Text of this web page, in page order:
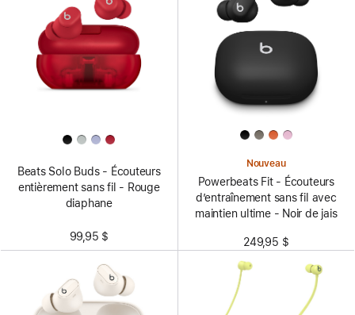
Beats Solo Buds - Écouteurs
entièrement sans fil - Rouge
diaphane
99,95 $
Nouveau
Powerbeats Fit - Écouteurs
d’entraînement sans fil avec
maintien ultime - Noir de jais
249,95 $